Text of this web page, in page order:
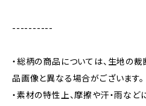
----------
・総柄の商品については、生地の
品画像と異なる場合がございます。
・素材の特性上、摩擦や汗・雨など